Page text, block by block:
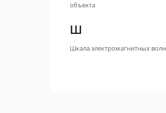
объекта
Ш
Шкала электромагнитных волн